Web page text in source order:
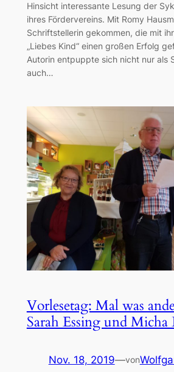
Hinsicht interessante Lesung der
ihres Fördervereins. Mit Romy
Schriftstellerin gekommen, die mit
„Liebes Kind“ einen großen Erfolg
Autorin entpuppte sich nicht nur als
auch…
Vorlesetag: Mal was
Sarah Essing und Micha
Nov. 18, 2019—von